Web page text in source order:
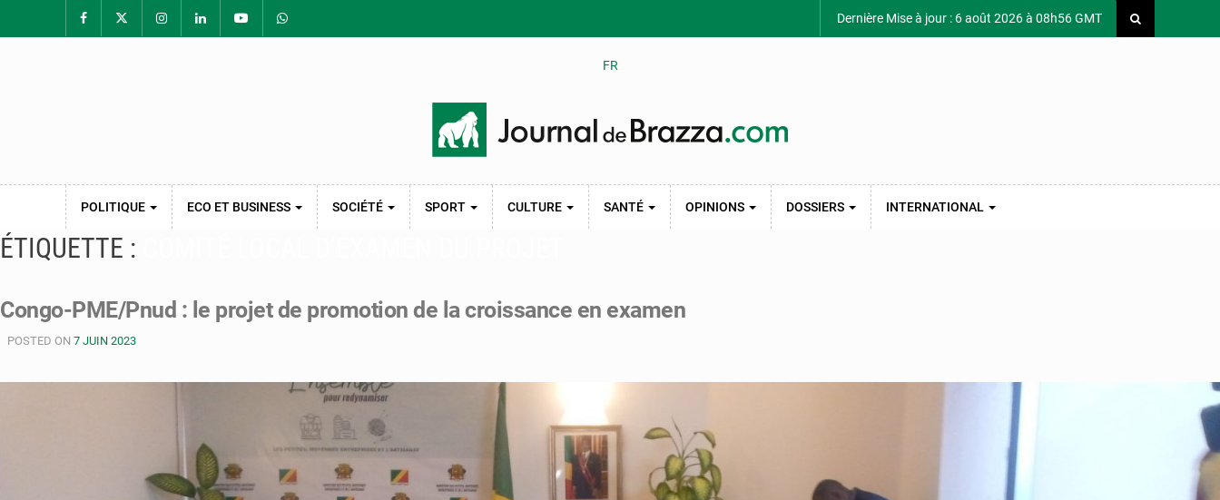
Dernière Mise à jour : 6 août 2026 à 08h56 GMT
FR
POLITIQUE ECO ET BUSINESS SOCIÉTÉ SPORT CULTURE SANTÉ OPINIONS DOSSIERS INTERNATIONAL
ÉTIQUETTE :
Congo-PME/Pnud : le projet de promotion de la croissance en examen
POSTED ON 7 JUIN 2023